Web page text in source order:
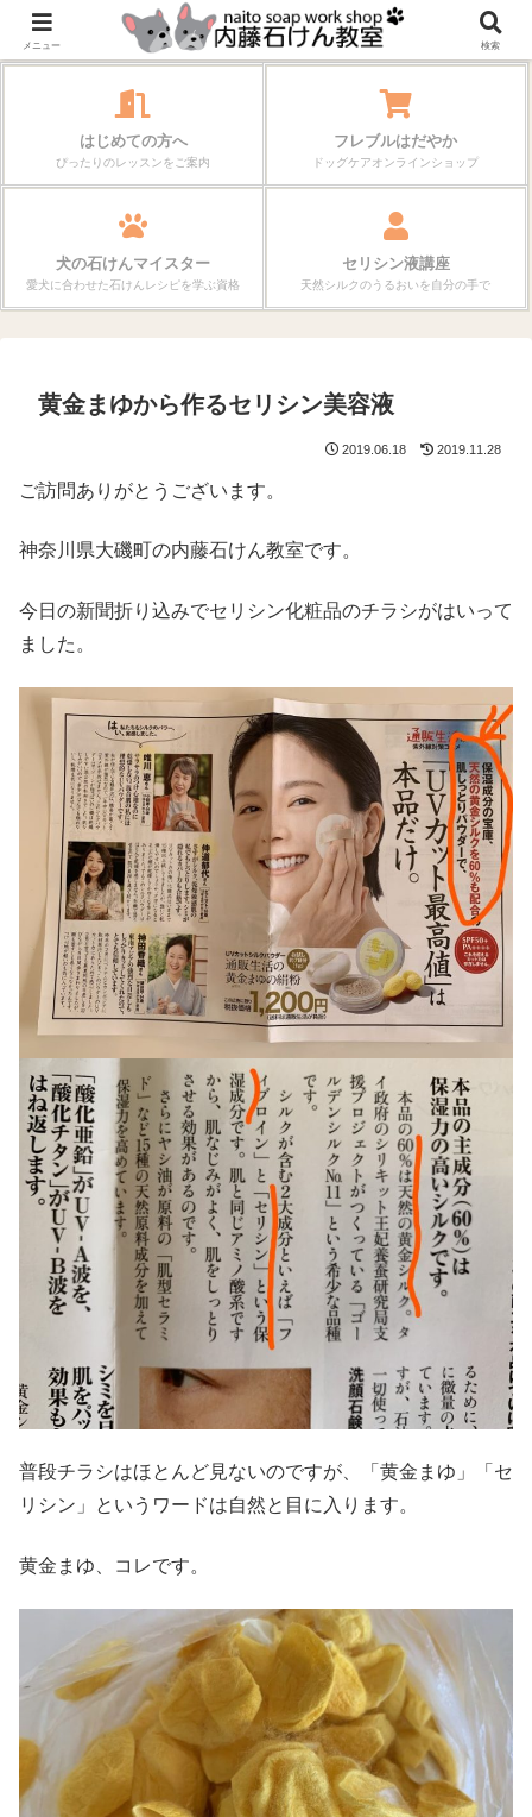
作る楽しさが、毎日の暮らしを変えていく。
はじめての方へ
ぴったりのレッスンをご案内
フレブルはだやか
ドッグケアオンラインショップ
犬の石けんマイスター
愛犬に合わせた石けんレシピを学ぶ資格
セリシン液講座
天然シルクのうるおいを自分の手で
黄金まゆから作るセリシン美容液
2019.06.18 2019.11.28
ご訪問ありがとうございます。
神奈川県大磯町の内藤石けん教室です。
今日の新聞折り込みでセリシン化粧品のチラシがはいって
ました。
普段チラシはほとんど見ないのですが、「黄金まゆ」「セ
リシン」というワードは自然と目に入ります。
黄金まゆ、コレです。
メニュー 検索